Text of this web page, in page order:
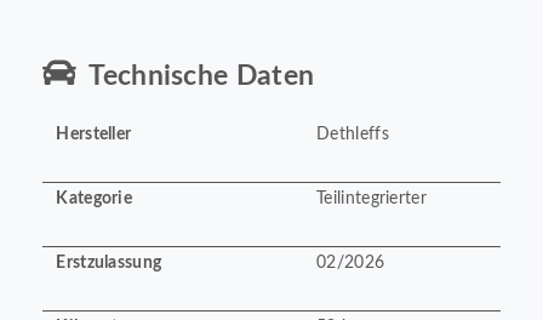
Technische Daten
Hersteller Dethleffs
Kategorie Teilintegrierter
Erstzulassung 02/2026